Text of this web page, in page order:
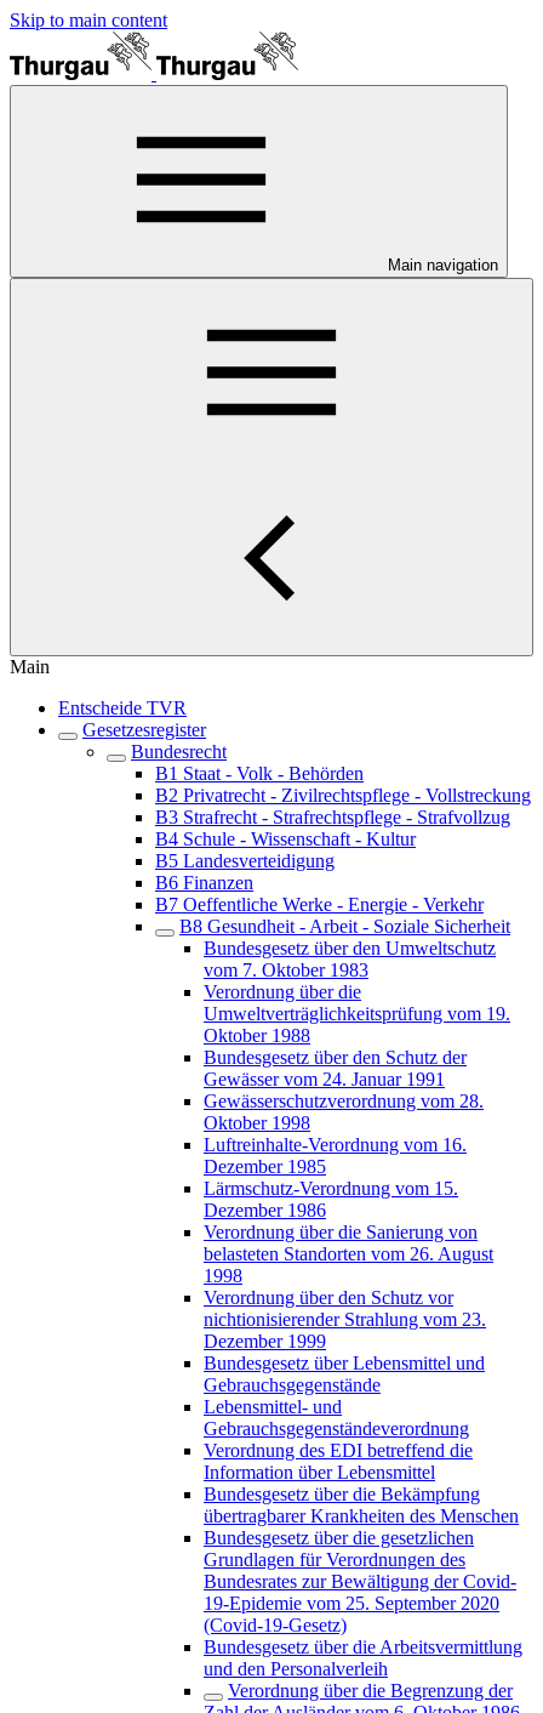
Skip to main content
Main navigation
Main
Entscheide TVR
Gesetzesregister
Bundesrecht
B1 Staat - Volk - Behörden
B2 Privatrecht - Zivilrechtspflege - Vollstreckung
B3 Strafrecht - Strafrechtspflege - Strafvollzug
B4 Schule - Wissenschaft - Kultur
B5 Landesverteidigung
B6 Finanzen
B7 Oeffentliche Werke - Energie - Verkehr
B8 Gesundheit - Arbeit - Soziale Sicherheit
Bundesgesetz über den Umweltschutz
vom 7. Oktober 1983
Verordnung über die
Umweltverträglichkeitsprüfung vom 19.
Oktober 1988
Bundesgesetz über den Schutz der
Gewässer vom 24. Januar 1991
Gewässerschutzverordnung vom 28.
Oktober 1998
Luftreinhalte-Verordnung vom 16.
Dezember 1985
Lärmschutz-Verordnung vom 15.
Dezember 1986
Verordnung über die Sanierung von
belasteten Standorten vom 26. August
1998
Verordnung über den Schutz vor
nichtionisierender Strahlung vom 23.
Dezember 1999
Bundesgesetz über Lebensmittel und
Gebrauchsgegenstände
Lebensmittel- und
Gebrauchsgegenständeverordnung
Verordnung des EDI betreffend die
Information über Lebensmittel
Bundesgesetz über die Bekämpfung
übertragbarer Krankheiten des Menschen
Bundesgesetz über die gesetzlichen
Grundlagen für Verordnungen des
Bundesrates zur Bewältigung der Covid-
19-Epidemie vom 25. September 2020
(Covid-19-Gesetz)
Bundesgesetz über die Arbeitsvermittlung
und den Personalverleih
Verordnung über die Begrenzung der